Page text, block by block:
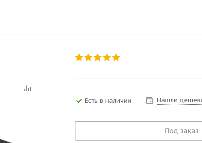
Есть в наличии Нашли
Под заказ